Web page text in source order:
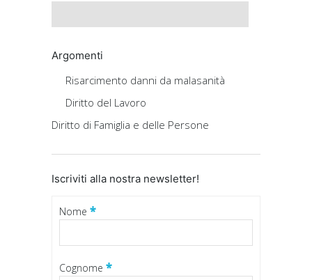
Argomenti
Risarcimento danni da malasanità
Diritto del Lavoro
Diritto di Famiglia e delle Persone
Iscriviti alla nostra newsletter!
Nome *
Cognome *